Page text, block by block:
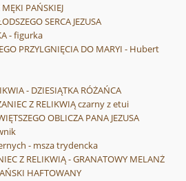
PAŃSKIEJ
SERCA JEZUSA
- figurka
PRZYLGNIĘCIA DO MARYI - Hubert
- DZIESIĄTKA RÓŻAŃCA
Z RELIKWIĄ czarny z etui
OBLICZA PANA JEZUSA
- msza trydencka
Z RELIKWIĄ - GRANATOWY MELANŻ
HAFTOWANY